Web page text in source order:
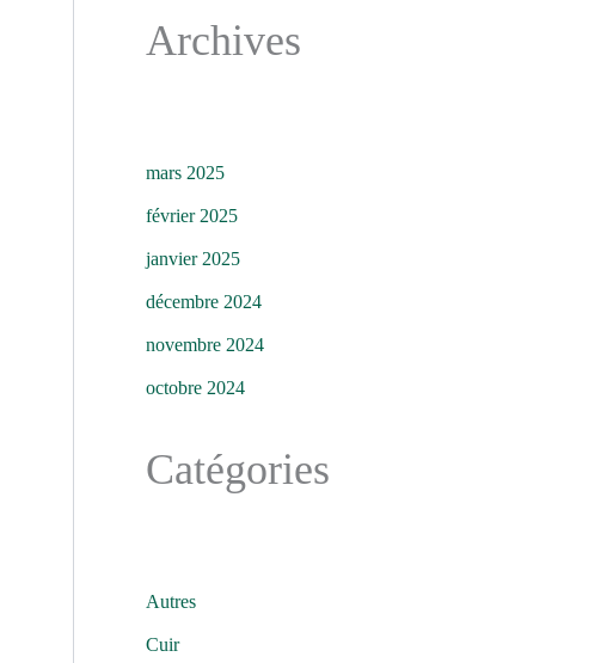
Archives
mars 2025
février 2025
janvier 2025
décembre 2024
novembre 2024
octobre 2024
Catégories
Autres
Cuir